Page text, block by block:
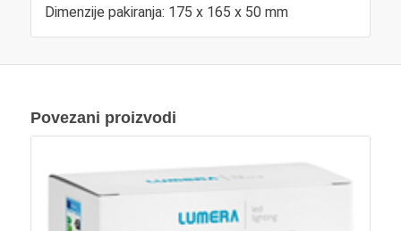
Dimenzije pakiranja: 175 x 165 x 50 mm
Povezani proizvodi